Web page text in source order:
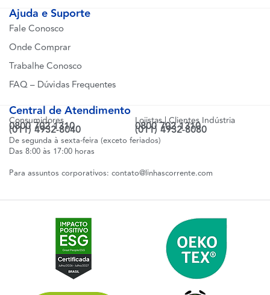
Ajuda e Suporte
Fale Conosco
Onde Comprar
Trabalhe Conosco
FAQ – Dúvidas Frequentes
Central de Atendimento
Consumidores
0800 702 1310
(011) 4932-8040
Lojistas | Clientes Indústria
0800 702 1310
(011) 4932-8080
De segunda à sexta-feira (exceto feriados)
Das 8:00 às 17:00 horas
Para assuntos corporativos: contato@linhascorrente.com